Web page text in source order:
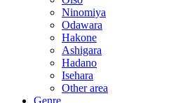
Ninomiya
Odawara
Hakone
Ashigara
Hadano
Isehara
Other area
Genre